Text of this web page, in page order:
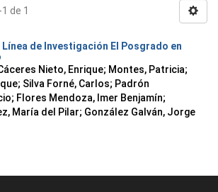
de 1
de Investigación El Posgrado en
Nieto, Enrique; Montes, Patricia;
; Silva Forné, Carlos; Padrón
; Flores Mendoza, Imer Benjamín;
María del Pilar; González Galván, Jorge